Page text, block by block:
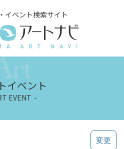
イベント検索サイト
イベント
EVENT